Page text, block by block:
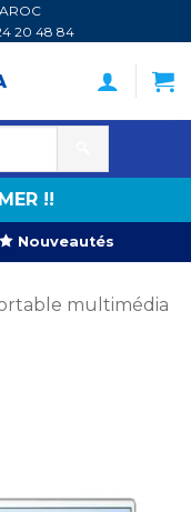
20 48 84
!!
Nouveautés
multimédia